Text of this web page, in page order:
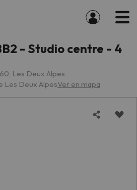
- Studio centre - 4
Les Deux Alpes
Les Deux AlpesVer en mapa